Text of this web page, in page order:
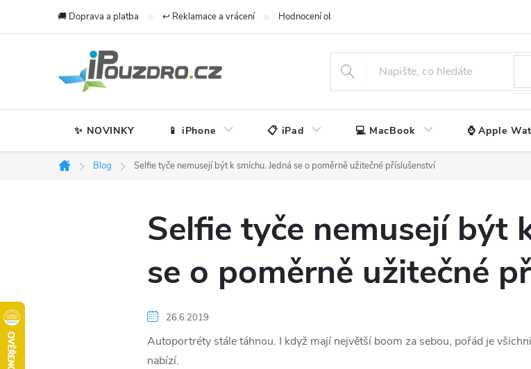
🚚 Doprava a platba ↩️ Reklamace a vrácení Hodnocení obchodu
✨ NOVINKY 📱 iPhone 📋 iPad 💻 MacBook ⌚ Apple
Domů
Blog Selfie tyče nemusejí být k smíchu. Jedná se o poměrně užitečné příslušenství
Selfie tyče nemusejí být
se o poměrně užitečné
26.6.2019
Autoportréty stále táhnou. I když mají největší boom za sebou, pořád je
nabízí.